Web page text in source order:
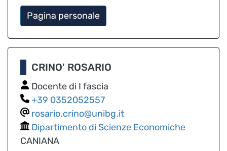
Pagina personale
CRINO' ROSARIO
Docente di I fascia
0352052557
rosario.crino@unibg.it
Dipartimento di Scienze Economiche
CANIANA